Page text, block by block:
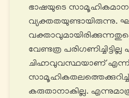
ഭാഷയുടെ
വ്യക്തതയുണ്ടായിരുന്നു.
വേണ്ടത്ര
ചിഹ്നവുവസ്ഥയാണ് എന്ന്
കരുതാനാകില്ല.